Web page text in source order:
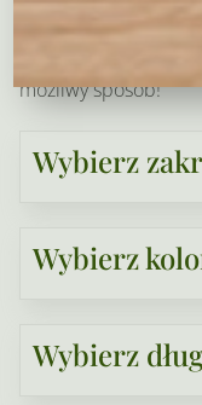
Dzięki naszej
uśmiech na twarzy
możliwy sposób!
Wybierz
Wybierz
Wybierz